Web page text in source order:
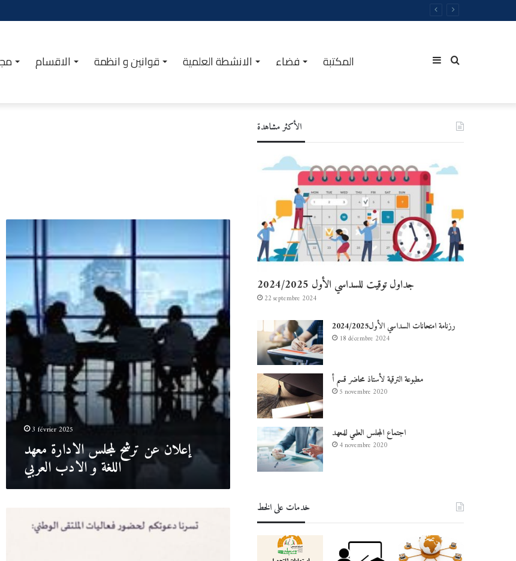
الاقسام قوانين و انظمة الانشطة العلمية فضاء المكتبة Rechercher
Sidebar
(barre
latérale)
إعلان
ترشح
لمجلس
و
الادب
العربي
3 février 2025
إعلان عن ترشح لمجلس الادارة معهد
اللغة و الادب العربي
الأكثر مشاهدة
جداول توقيت للسداسي الأول 2024/2025
22 septembre 2024
رزنامة امتحانات السداسي الأول2024/2025
18 décembre 2024
مطبوعة الترقية لأستاذ محاضر قسم أ
5 novembre 2020
اجتماع المجلس العلمي للمعهد
4 novembre 2020
خدمات على الخط